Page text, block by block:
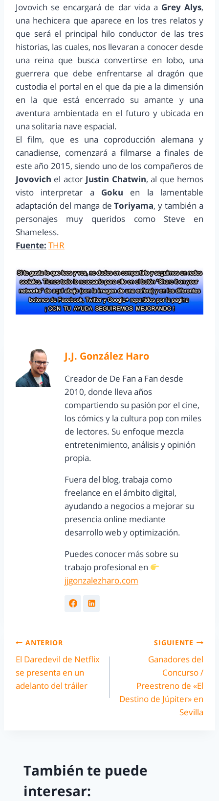
Jovovich se encargará de dar vida a Grey Alys,
una hechicera que aparece en los tres relatos y
que será el principal hilo conductor de las tres
historias, las cuales, nos llevaran a conocer desde
una reina que busca convertirse en lobo, una
guerrera que debe enfrentarse al dragón que
custodia el portal en el que da pie a la dimensión
en la que está encerrado su amante y una
aventura ambientada en el futuro y ubicada en
una solitaria nave espacial.
El film, que es una coproducción alemana y
canadiense, comenzará a filmarse a finales de
este año 2015, siendo uno de los compañeros de
Jovovich el actor Justin Chatwin, al que hemos
visto interpretar a Goku en la lamentable
adaptación del manga deToriyama, y también a
personajes muy queridos como Steve en
Shameless.
Fuente: THR
J.J. González Haro
Creador de De Fan a Fan desde
2010, donde lleva años
compartiendo su pasión por el cine,
los cómics y la cultura pop con miles
de lectores. Su enfoque mezcla
entretenimiento, análisis y opinión
propia.
Fuera del blog, trabaja como
freelance en el ámbito digital,
ayudando a negocios a mejorar su
presencia online mediante
desarrollo web y optimización.
Puedes conocer más sobre su
trabajo profesional en
jjgonzalezharo.com
ANTERIOR
El Daredevil de Netflix
se presenta en un
adelanto del tráiler
SIGUIENTE
Ganadores del
Concurso /
Preestreno de «El
Destino de Júpiter» en
Sevilla
También te puede
interesar: